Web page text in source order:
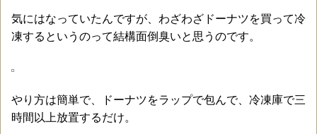
気にはなっていたんですが、わざわざドーナツを買って冷
凍するというのって結構面倒臭いと思うのです。
やり方は簡単で、ドーナツをラップで包んで、冷凍庫で三
時間以上放置するだけ。